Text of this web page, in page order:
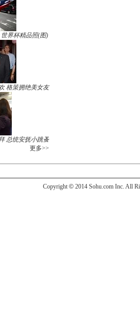
界杯精品照(图)
格策拥绝美女友
总统安抚小跳蚤
更多>>
Copyright © 2014 Sohu.com Inc. All